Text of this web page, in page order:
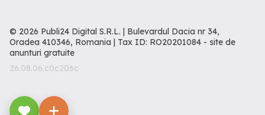
© 2026 Publi24 Digital S.R.L. | Bulevardul Dacia nr 34,
Oradea 410346, Romania | Tax ID: RO20201084 - site de
anunturi gratuite
26.08.06.c0c206c